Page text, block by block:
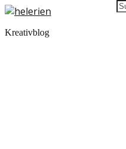
Kreativblog